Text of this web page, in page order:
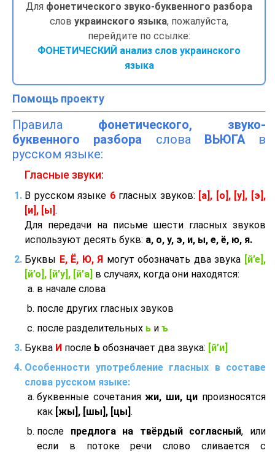
Для фонетического звуко-буквенного разбора
слов украинского языка, пожалуйста,
перейдите по ссылке:
ФОНЕТИЧЕСКИЙ анализ слов украинского
языка
Помощь проекту
Правила фонетического, звуко-
буквенного разбора слова ВЬЮГАв
русском языке:
Гласные звуки:
В русском языке 6гласных звуков:
[а], [о], [у], [э],
[и], [ы] .
Для передачи на письме шести гласных звуков
используют десять букв: а, о, у, э, и, ы, е, ё, ю, я.
Буквы Е, Ё, Ю, Я могут обозначать два звука
[й’е],
[й’о], [й’у], [й’а] в случаях, когда они находятся:
в начале слова
после других гласных звуков
после разделительных ь и ъ
Буква И после Ь обозначает два звука: [й’и]
Особенности употребление гласных в составе
слова русском языке:
буквенные сочетанияжи, ши, ци произносятся
как [жы], [шы], [цы] .
после предлога на твёрдый согласный, или
если в потоке речи слово сливается с